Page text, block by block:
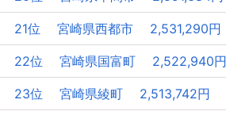
21位 宮崎県西都市 2,531,290円
22位 宮崎県国富町 2,522,940円
23位 宮崎県綾町 2,513,742円